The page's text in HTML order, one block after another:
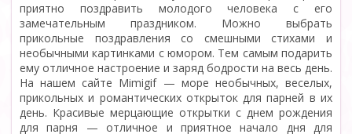
приятно поздравить молодого человека с его
замечательным праздником. Можно выбрать
прикольные поздравления со смешными стихами и
необычными картинками с юмором. Тем самым подарить
ему отличное настроение и заряд бодрости на весь день.
На нашем сайте Mimigif — море необычных, веселых,
прикольных и романтических открыток для парней в их
день. Красивые мерцающие открытки с днем рождения
для парня — отличное и приятное начало дня для